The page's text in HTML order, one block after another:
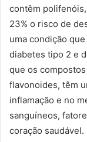
contêm
23% o risco de
uma condição
diabetes tipo 2 e
que os
flavonoides, têm
inflamação e no
sanguíneos,
coração saudável.